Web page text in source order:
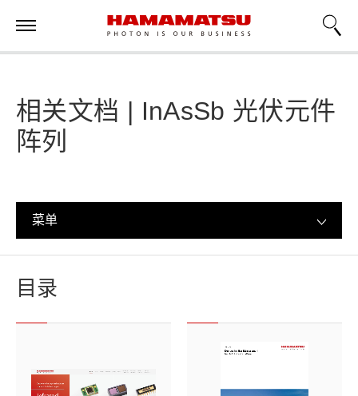
相关文档 | InAsSb 光伏元件
阵列
菜单
目录